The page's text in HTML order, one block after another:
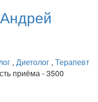
Андрей
, Диетолог , Терапевт
приёма - 3500